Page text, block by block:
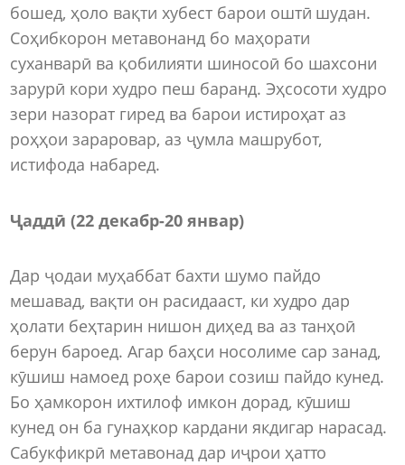
бошед, ҳоло вақти хубест барои оштӣ шудан.
Соҳибкорон метавонанд бо маҳорати
суханварӣ ва қобилияти шиносоӣ бо шахсони
зарурӣ кори худро пеш баранд. Эҳсосоти худро
зери назорат гиред ва барои истироҳат аз
роҳҳои зараровар, аз ҷумла машрубот,
истифода набаред.
Ҷаддӣ (22 декабр-20 январ)
Дар ҷодаи муҳаббат бахти шумо пайдо
мешавад, вақти он расидааст, ки худро дар
ҳолати беҳтарин нишон диҳед ва аз танҳоӣ
берун бароед. Агар баҳси носолиме сар занад,
кӯшиш намоед роҳе барои созиш пайдо кунед.
Бо ҳамкорон ихтилоф имкон дорад, кӯшиш
кунед он ба гунаҳкор кардани якдигар нарасад.
Сабукфикрӣ метавонад дар иҷрои ҳатто